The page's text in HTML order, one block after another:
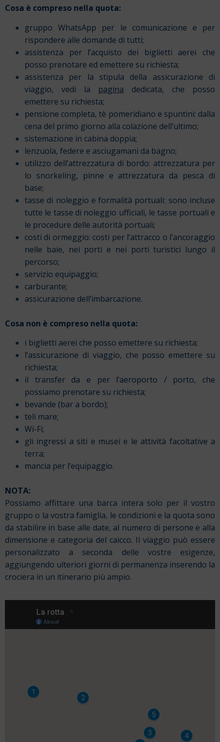
Cosa è compreso nella quota:
gruppo WhatsApp per le comunicazione e per
rispondere alle domande di tutti;
assistenza per l’acquisto dei biglietti aerei che
posso prenotare ed emettere su richiesta;
assistenza per la stipula della assicurazione di
viaggio, vedi la pagina dedicata, che posso
emettere su richiesta;
pensione completa, tè pomeridiano e spuntini: dalla
cena del primo giorno alla colazione dell’ultimo;
sistemazione in cabina doppia;
lenzuola, federe e asciugamani da bagno;
utilizzo dell’attrezzatura di bordo: attrezzatura per
lo snorkeling, pinne e attrezzatura da pesca di
base;
tasse di noleggio e formalità portuali: sono incluse
tutte le tasse di noleggio ufficiali, le tasse portuali e
le procedure delle autorità portuali;
costi di ormeggio: costi per l’attracco o l’ancoraggio
nelle baie, nei porti e nei porti turistici lungo il
percorso;
servizio equipaggio;
carburante;
assicurazione dell’imbarcazione.
Cosa non è compreso nella quota:
i biglietti aerei che posso emettere su richiesta;
l’assicurazione di viaggio, che posso emettere su
richiesta;
il transfer da e per l’aeroporto / porto, che
possiamo prenotare su richiesta;
bevande (bar a bordo);
teli mare;
Wi-Fi;
gli ingressi a siti e musei e le attività facoltative a
terra;
mancia per l’equipaggio.
NOTA:
Possiamo affittare una barca intera solo per il vostro
gruppo o la vostra famiglia, le condizioni e la quota sono
da stabilire in base alle date, al numero di persone e alla
dimensione e categoria del caicco. Il viaggio può essere
personalizzato a seconda delle vostre esigenze,
aggiungendo ulteriori giorni di permanenza inserendo la
crociera in un itinerario più ampio.